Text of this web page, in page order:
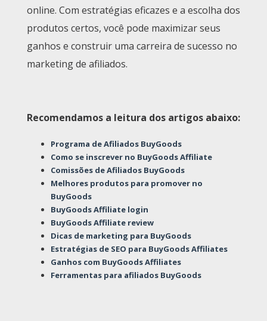
online. Com estratégias eficazes e a escolha dos
produtos certos, você pode maximizar seus
ganhos e construir uma carreira de sucesso no
marketing de afiliados.
Recomendamos a leitura dos artigos abaixo:
Programa de Afiliados BuyGoods
Como se inscrever no BuyGoods Affiliate
Comissões de Afiliados BuyGoods
Melhores produtos para promover no
BuyGoods
BuyGoods Affiliate login
BuyGoods Affiliate review
Dicas de marketing para BuyGoods
Estratégias de SEO para BuyGoods Affiliates
Ganhos com BuyGoods Affiliates
Ferramentas para afiliados BuyGoods